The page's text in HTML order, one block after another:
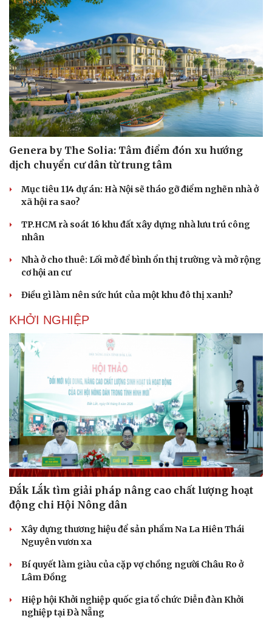
Genera by The Solia: Tâm điểm đón xu hướng
dịch chuyển cư dân từ trung tâm
Mục tiêu 114 dự án: Hà Nội sẽ tháo gỡ điểm nghẽn nhà ở
xã hội ra sao?
TP.HCM rà soát 16 khu đất xây dựng nhà lưu trú công
nhân
Nhà ở cho thuê: Lối mở để bình ổn thị trường và mở rộng
cơ hội an cư
Điều gì làm nên sức hút của một khu đô thị xanh?
KHỞI NGHIỆP
Đắk Lắk tìm giải pháp nâng cao chất lượng hoạt
động chi Hội Nông dân
Xây dựng thương hiệu để sản phẩm Na La Hiên Thái
Nguyên vươn xa
Bí quyết làm giàu của cặp vợ chồng người Châu Ro ở
Lâm Đồng
Hiệp hội Khởi nghiệp quốc gia tổ chức Diễn đàn Khởi
nghiệp tại Đà Nẵng